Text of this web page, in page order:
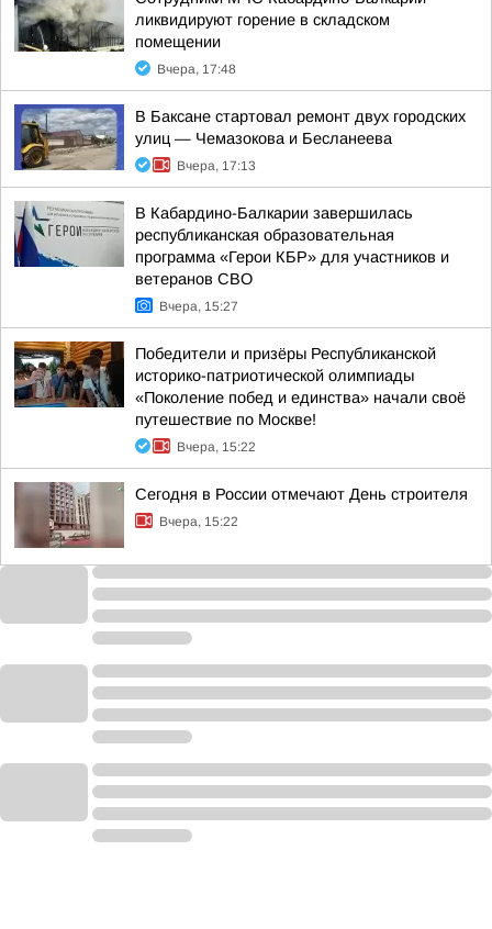
ликвидируют горение в складском
помещении
Вчера, 17:48
В Баксане стартовал ремонт двух городских
улиц — Чемазокова и Бесланеева
Вчера, 17:13
В Кабардино-Балкарии завершилась
республиканская образовательная
программа «Герои КБР» для участников и
ветеранов СВО
Вчера, 15:27
Победители и призёры Республиканской
историко-патриотической олимпиады
«Поколение побед и единства» начали своё
путешествие по Москве!
Вчера, 15:22
Сегодня в России отмечают День строителя
Вчера, 15:22